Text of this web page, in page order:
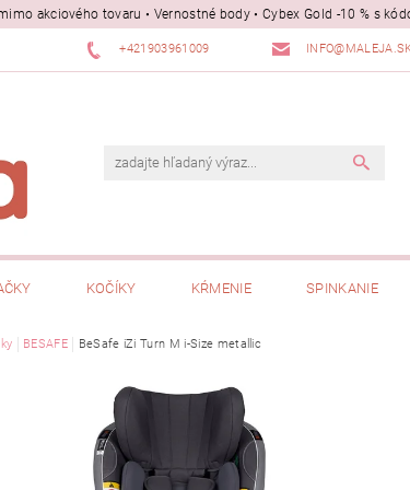
akciového tovaru • Vernostné body • Cybex Gold -10 % s
+421903961009
KOČÍKY KŔMENIE SPINKANIE
BESAFE BeSafe iZi Turn M i-Size metallic